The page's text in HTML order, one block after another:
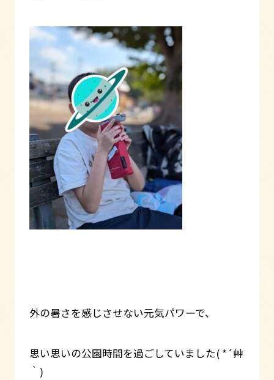
外の暑さを感じさせない元気パワーで、
思い思いの公園時間を過ごしていました( *´艸
｀)